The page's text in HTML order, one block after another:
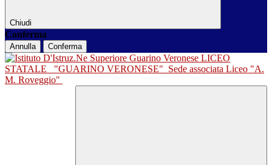
Chiudi
Conferma
Annulla Conferma
LICEO
STATALE
"GUARINO VERONESE" Sede associata Liceo "A.
M. Roveggio"